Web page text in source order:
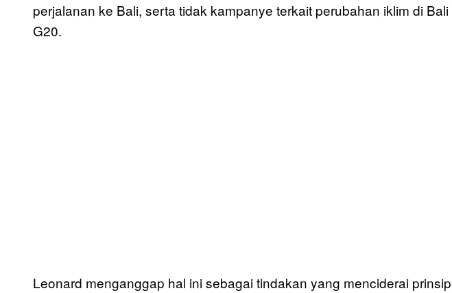
perjalanan ke Bali, serta tidak kampanye terkait perubahan iklim di
G20.
Leonard menganggap hal ini sebagai tindakan yang menciderai